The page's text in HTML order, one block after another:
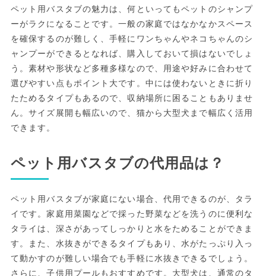
ペット用バスタブの魅力は、何といってもペットのシャンプ
ーがラクになることです。一般の家庭ではなかなかスペース
を確保するのが難しく、手軽にワンちゃんやネコちゃんのシ
ャンプーができるとなれば、購入しておいて損はないでしょ
う。素材や形状など多種多様なので、用途や好みに合わせて
選びやすい点もポイント大です。中には使わないときに折り
たためるタイプもあるので、収納場所に困ることもありませ
ん。サイズ展開も幅広いので、猫から大型犬まで幅広く活用
できます。
ペット用バスタブの代用品は？
ペット用バスタブが家庭にない場合、代用できるのが、タラ
イです。家庭用菜園などで採った野菜などを洗うのに便利な
タライは、深さがあってしっかりと水をためることができま
す。また、水抜きができるタイプもあり、水がたっぷり入っ
て動かすのが難しい場合でも手軽に水抜きできるでしょう。
さらに、子供用プールもおすすめです。大型犬は、通常のタ